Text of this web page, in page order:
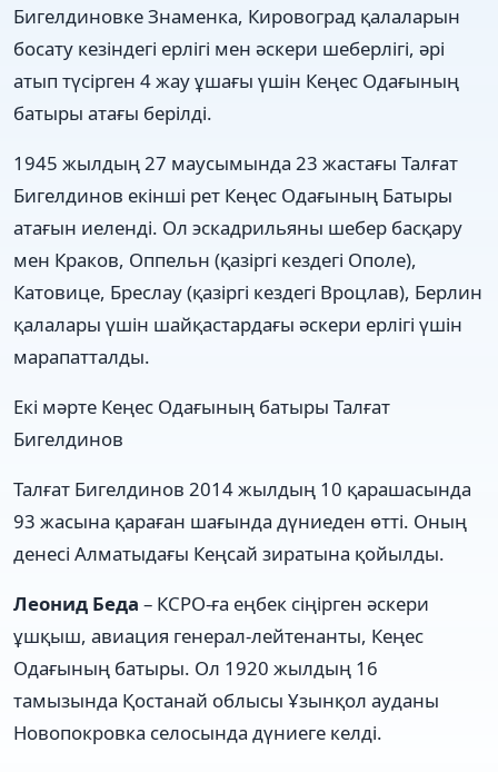
Бигелдиновке Знаменка, Кировоград қалаларын
босату кезіндегі ерлігі мен әскери шеберлігі, әрі
атып түсірген 4 жау ұшағы үшін Кеңес Одағының
батыры атағы берілді.
1945 жылдың 27 маусымында 23 жастағы Талғат
Бигелдинов екінші рет Кеңес Одағының Батыры
атағын иеленді. Ол эскадрильяны шебер басқару
мен Краков, Оппельн (қазіргі кездегі Ополе),
Катовице, Бреслау (қазіргі кездегі Вроцлав), Берлин
қалалары үшін шайқастардағы әскери ерлігі үшін
марапатталды.
Екі мәрте Кеңес Одағының батыры Талғат
Бигелдинов
Талғат Бигелдинов 2014 жылдың 10 қарашасында
93 жасына қараған шағында дүниеден өтті. Оның
денесі Алматыдағы Кеңсай зиратына қойылды.
Леонид Беда – КСРО-ға еңбек сіңірген әскери
ұшқыш, авиация генерал-лейтенанты, Кеңес
Одағының батыры. Ол 1920 жылдың 16
тамызында Қостанай облысы Ұзынқол ауданы
Новопокровка селосында дүниеге келді.